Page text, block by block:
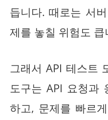
듭니다. 때로는 서
제를 놓칠 위험도 큽
그래서 API 테스트
도구는 API 요청과
하고, 문제를 빠르